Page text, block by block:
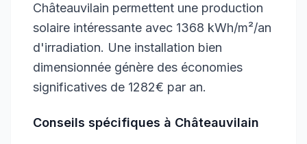
Châteauvilain permettent une production
solaire intéressante avec 1368 kWh/m²/an
d'irradiation. Une installation bien
dimensionnée génère des économies
significatives de 1282€ par an.
Conseils spécifiques à Châteauvilain